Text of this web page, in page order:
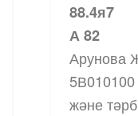
88.4я7
А 82
Арунова
5В010100
және